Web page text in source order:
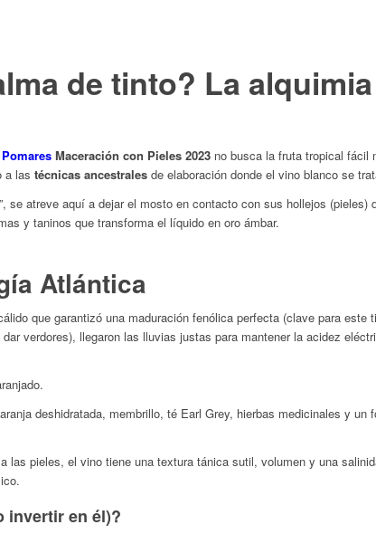
de tinto? La
Maceración con Pieles 2023 no busca la fruta tropical fácil
a las técnicas ancestrales de elaboración donde el vino blanco se
se atreve aquí a dejar el mosto en contacto con sus hollejos (pieles)
y taninos que transforma el líquido en oro ámbar.
Atlántica
que garantizó una maduración fenólica perfecta (clave para
verdores), llegaron las lluvias justas para mantener la acidez
deshidratada, membrillo, té Earl Grey, hierbas medicinales y un
las pieles, el vino tiene una textura tánica sutil, volumen y una
invertir en él)?